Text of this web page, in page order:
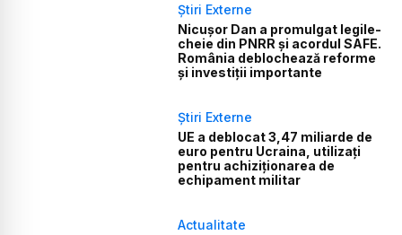
Știri Externe
Nicușor Dan a promulgat legile-
cheie din PNRR și acordul SAFE.
România deblochează reforme
și investiții importante
Știri Externe
UE a deblocat 3,47 miliarde de
euro pentru Ucraina, utilizați
pentru achiziționarea de
echipament militar
Actualitate